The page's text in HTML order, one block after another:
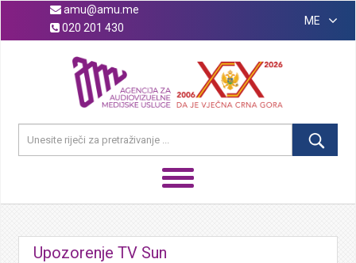
amu@amu.me
020 201 430
ME
Upozorenje TV Sun